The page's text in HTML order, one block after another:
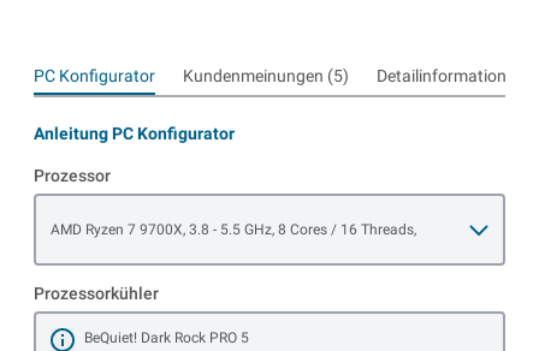
PC Konfigurator Kundenmeinungen (5) Detailinformationen
Anleitung PC Konfigurator
Prozessor
AMD Ryzen 7 9700X, 3.8 - 5.5 GHz, 8 Cores / 16 Threads,
Prozessorkühler
BeQuiet! Dark Rock PRO 5